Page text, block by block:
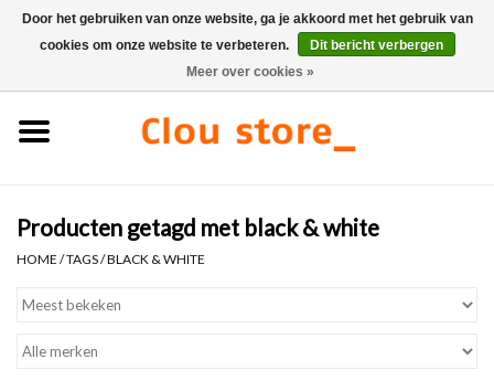
0 Artikelen - €0,00
Fonteinsets
Toiletten
Producten getagd met black & white
HOME /TAGS/BLACK & WHITE
Door het gebruiken van onze website, ga je akkoord met het gebruik van
cookies om onze website te verbeteren.
Dit bericht verbergen
Meer over cookies »